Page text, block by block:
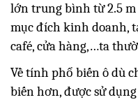
lớn trung bình từ 2.5
mục đích kinh doanh,
café, cửa hàng,…ta
Về tính phổ biến ô dù
biến hơn, được sử